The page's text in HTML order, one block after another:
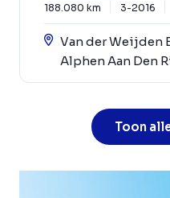
188.080 km 3-2016
Van der Weijden
Alphen Aan Den
Toon